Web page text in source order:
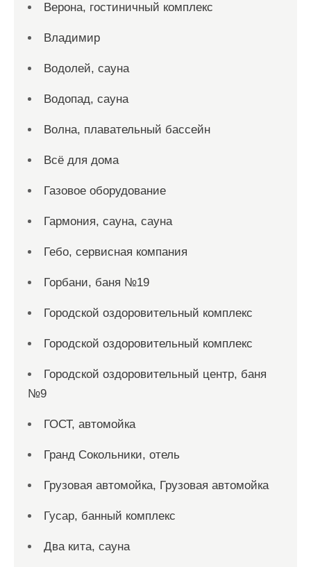
Верона, гостиничный комплекс
Владимир
Водолей, сауна
Водопад, сауна
Волна, плавательный бассейн
Всё для дома
Газовое оборудование
Гармония, сауна, сауна
Гебо, сервисная компания
Горбани, баня №19
Городской оздоровительный комплекс
Городской оздоровительный комплекс
Городской оздоровительный центр, баня
№9
ГОСТ, автомойка
Гранд Сокольники, отель
Грузовая автомойка, Грузовая автомойка
Гусар, банный комплекс
Два кита, сауна